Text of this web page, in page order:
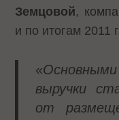
Земцовой,
и по итогам 2011 г.
«
выручки
от